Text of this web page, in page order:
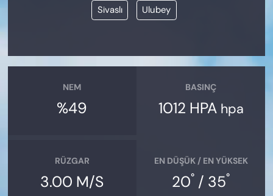
Sivaslı Ulubey
NEM
%49
BASINÇ
1012 HPA hpa
RÜZGAR
3.00 M/S
EN DÜŞÜK / EN YÜKSEK
20° / 35°
VAN VE DİYARBAKIR HABERLERİ